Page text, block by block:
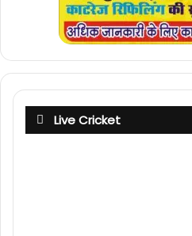
Live Cricket